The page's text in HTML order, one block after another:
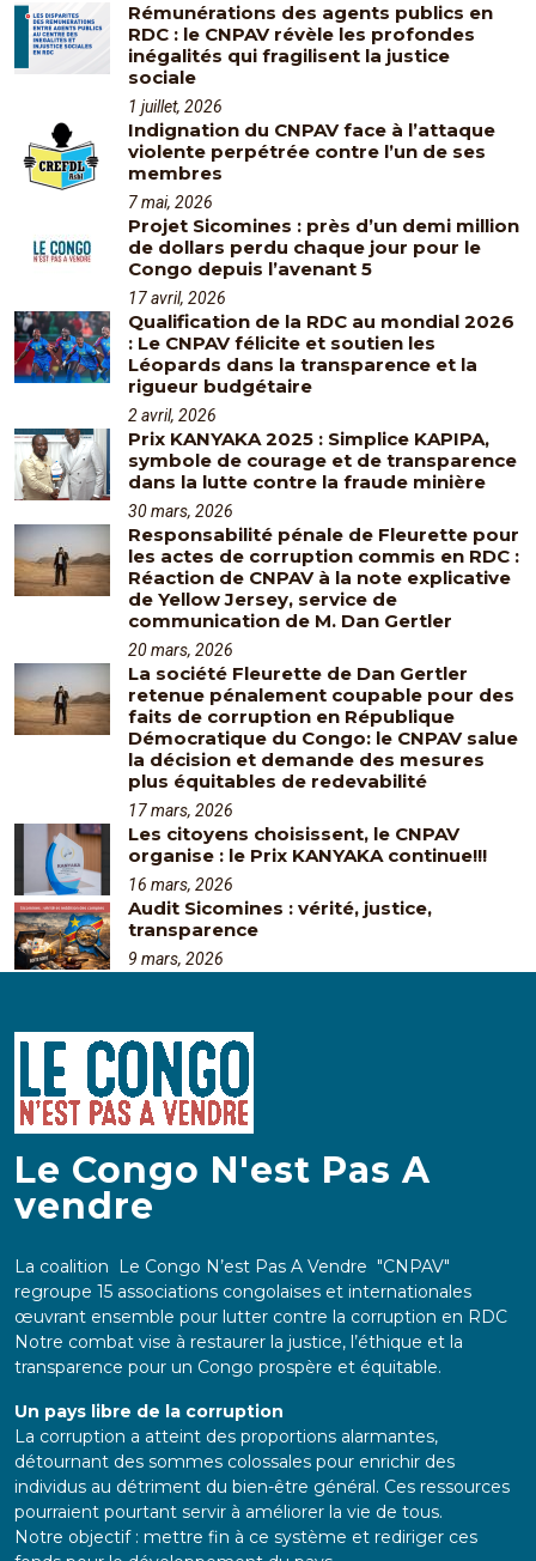
Rémunérations des agents publics en
RDC : le CNPAV révèle les profondes
inégalités qui fragilisent la justice
sociale
1 juillet, 2026
Indignation du CNPAV face à l’attaque
violente perpétrée contre l’un de ses
membres
7 mai, 2026
Projet Sicomines : près d’un demi million
de dollars perdu chaque jour pour le
Congo depuis l’avenant 5
17 avril, 2026
Qualification de la RDC au mondial 2026
: Le CNPAV félicite et soutien les
Léopards dans la transparence et la
rigueur budgétaire
2 avril, 2026
Prix KANYAKA 2025 : Simplice KAPIPA,
symbole de courage et de transparence
dans la lutte contre la fraude minière
30 mars, 2026
Responsabilité pénale de Fleurette pour
les actes de corruption commis en RDC :
Réaction de CNPAV à la note explicative
de Yellow Jersey, service de
communication de M. Dan Gertler
20 mars, 2026
La société Fleurette de Dan Gertler
retenue pénalement coupable pour des
faits de corruption en République
Démocratique du Congo: le CNPAV salue
la décision et demande des mesures
plus équitables de redevabilité
17 mars, 2026
Les citoyens choisissent, le CNPAV
organise : le Prix KANYAKA continue!!!
16 mars, 2026
Audit Sicomines : vérité, justice,
transparence
9 mars, 2026
Le Congo N'est Pas A
vendre
La coalition Le Congo N’est Pas A Vendre "CNPAV"
regroupe 15 associations congolaises et internationales
œuvrant ensemble pour lutter contre la corruption en RDC
Notre combat vise à restaurer la justice, l’éthique et la
transparence pour un Congo prospère et équitable.
Un pays libre de la corruption
La corruption a atteint des proportions alarmantes,
détournant des sommes colossales pour enrichir des
individus au détriment du bien-être général. Ces ressources
pourraient pourtant servir à améliorer la vie de tous.
Notre objectif : mettre fin à ce système et rediriger ces